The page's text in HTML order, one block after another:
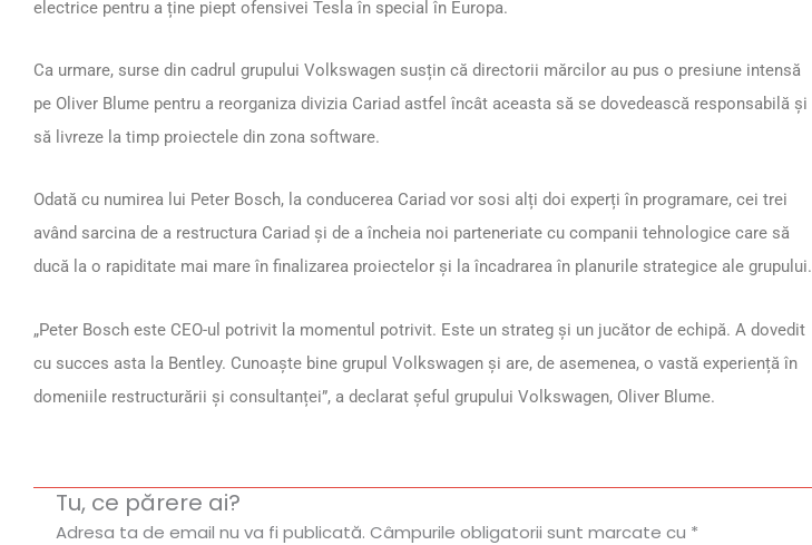
electrice pentru a ține piept ofensivei Tesla în special în Europa.
Ca urmare, surse din cadrul grupului Volkswagen susțin că directorii mărcilor au pus o presiune intensă
pe Oliver Blume pentru a reorganiza divizia Cariad astfel încât aceasta să se dovedească responsabilă și
să livreze la timp proiectele din zona software.
Odată cu numirea lui Peter Bosch, la conducerea Cariad vor sosi alți doi experți în programare, cei trei
având sarcina de a restructura Cariad și de a încheia noi parteneriate cu companii tehnologice care să
ducă la o rapiditate mai mare în finalizarea proiectelor și la încadrarea în planurile strategice ale grupului.
„Peter Bosch este CEO-ul potrivit la momentul potrivit. Este un strateg și un jucător de echipă. A dovedit
cu succes asta la Bentley. Cunoaște bine grupul Volkswagen și are, de asemenea, o vastă experiență în
domeniile restructurării și consultanței”, a declarat șeful grupului Volkswagen, Oliver Blume.
Tu, ce părere ai?
Adresa ta de email nu va fi publicată. Câmpurile obligatorii sunt marcate cu *